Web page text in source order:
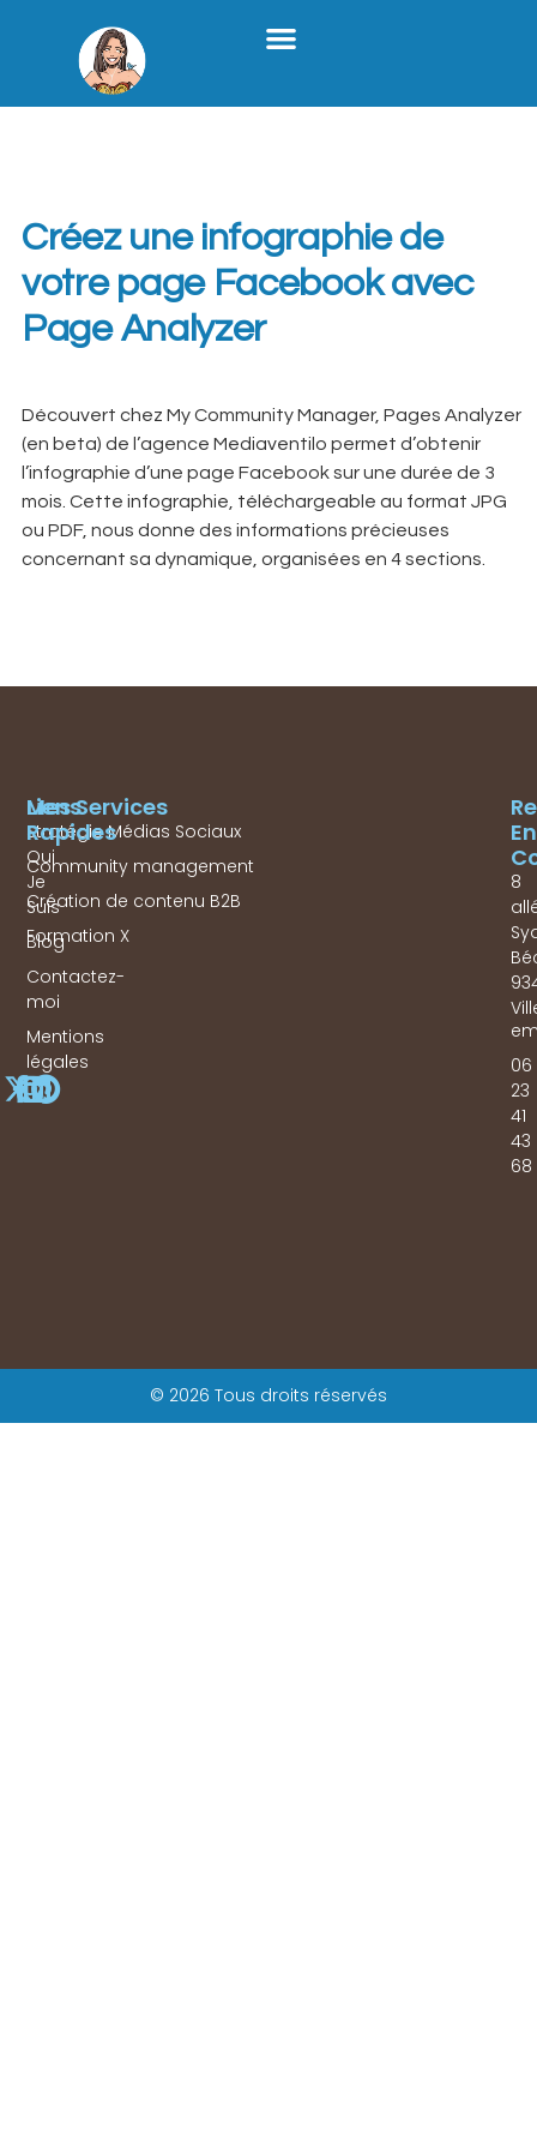
Étiquette :
Créez une infographie de
votre page Facebook avec
Page Analyzer
Découvert chez My Community Manager, Pages Analyzer
(en beta) de l’agence Mediaventilo permet d’obtenir
l’infographie d’une page Facebook sur une durée de 3
mois. Cette infographie, téléchargeable au format JPG
ou PDF, nous donne des informations précieuses
concernant sa dynamique, organisées en 4 sections.
Mes Services
Stratégie Médias Sociaux
Community management
Création de contenu B2B
Formation X
Liens
Rapides
Qui
Je
Suis
Blog
Contactez-
moi
Mentions
légales
En
8
06
23
41
43
68
© 2026 Tous droits réservés